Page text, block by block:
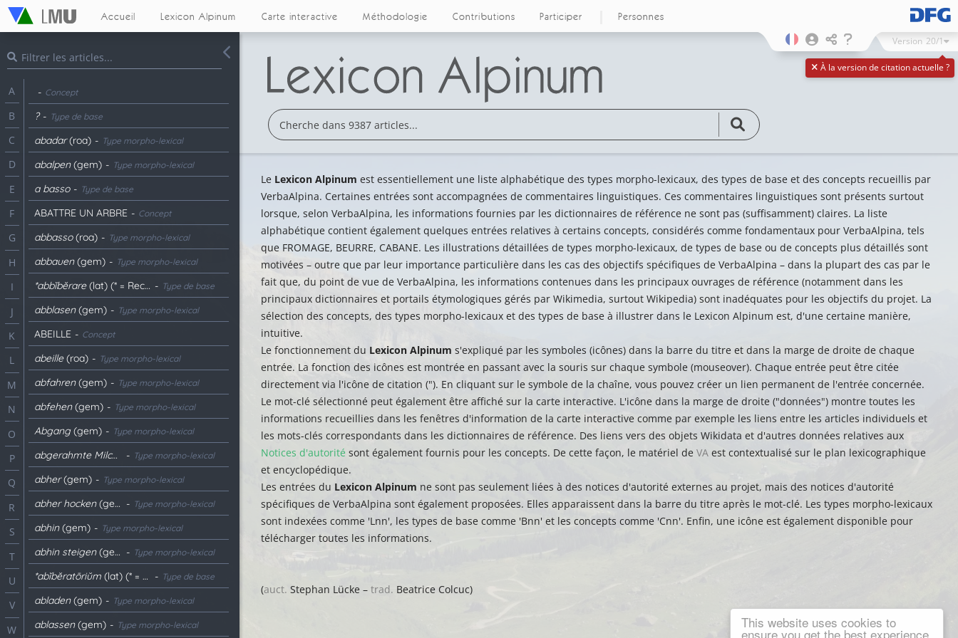
This website uses cookies to
ensure you get the best experience
Accueil Lexicon Alpinum Carte interactive Méthodologie Contributions Participer Personnes
À la version de citation actuelle ?
Version 20/1
Le Lexicon Alpinum est essentiellement une liste alphabétique des types morpho-lexicaux, des types de base et des concepts recueillis par
VerbaAlpina. Certaines entrées sont accompagnées de commentaires linguistiques. Ces commentaires linguistiques sont présents surtout
lorsque, selon VerbaAlpina, les informations fournies par les dictionnaires de référence ne sont pas (suffisamment) claires. La liste
alphabétique contient également quelques entrées relatives à certains concepts, considérés comme fondamentaux pour VerbaAlpina, tels
que FROMAGE, BEURRE, CABANE. Les illustrations détaillées de types morpho-lexicaux, de types de base ou de concepts plus détaillés sont
motivées – outre que par leur importance particulière dans les cas des objectifs spécifiques de VerbaAlpina – dans la plupart des cas par le
fait que, du point de vue de VerbaAlpina, les informations contenues dans les principaux ouvrages de référence (notamment dans les
principaux dictionnaires et portails étymologiques gérés par Wikimedia, surtout Wikipedia) sont inadéquates pour les objectifs du projet. La
sélection des concepts, des types morpho-lexicaux et des types de base à illustrer dans le Lexicon Alpinum est, d'une certaine manière,
intuitive.
Le fonctionnement du Lexicon Alpinum s'expliqué par les symboles (icônes) dans la barre du titre et dans la marge de droite de chaque
entrée. La fonction des icônes est montrée en passant avec la souris sur chaque symbole (mouseover). Chaque entrée peut être citée
directement via l'icône de citation ("). En cliquant sur le symbole de la chaîne, vous pouvez créer un lien permanent de l'entrée concernée.
Le mot-clé sélectionné peut également être affiché sur la carte interactive. L'icône dans la marge de droite ("données") montre toutes les
informations recueillies dans les fenêtres d'information de la carte interactive comme par exemple les liens entre les articles individuels et
les mots-clés correspondants dans les dictionnaires de référence. Des liens vers des objets Wikidata et d'autres données relatives aux
Notices d'autorité sont également fournis pour les concepts. De cette façon, le matériel de VA est contextualisé sur le plan lexicographique
et encyclopédique.
Les entrées du Lexicon Alpinum ne sont pas seulement liées à des notices d'autorité externes au projet, mais des notices d'autorité
spécifiques de VerbaAlpina sont également proposées. Elles apparaissent dans la barre du titre après le mot-clé. Les types morpho-lexicaux
sont indexées comme 'Lnn', les types de base comme 'Bnn' et les concepts comme 'Cnn'. Enfin, une icône est également disponible pour
télécharger toutes les informations.
(auct. Stephan Lücke – trad. Beatrice Colcuc)
A
B
C
D
E
F
G
H
I
J
K
L
M
N
O
P
Q
R
S
T
U
V
W
- Concept
? - Type de base
abadar(roa) - Type morpho-lexical
abalpen(gem) - Type morpho-lexical
a basso - Type de base
ABATTRE UN ARBRE - Concept
abbasso(roa) - Type morpho-lexical
abbauen(gem) - Type morpho-lexical
*abbĭbĕrare(lat) (* = Reconstitué) - Type de base
abblasen(gem) - Type morpho-lexical
ABEILLE - Concept
abeille(roa) - Type morpho-lexical
abfahren(gem) - Type morpho-lexical
abfehen(gem) - Type morpho-lexical
Abgang(gem) - Type morpho-lexical
abgerahmte Milch (gem)
- Type morpho-lexical
abher(gem) - Type morpho-lexical
abher hocken(gem) - Type morpho-lexical
abhin(gem) - Type morpho-lexical
abhin steigen(gem) - Type morpho-lexical
*abĭbĕratōriŭm (lat) (* = Reconstitué) - Type de base
abladen(gem) - Type morpho-lexical
ablassen(gem) - Type morpho-lexical